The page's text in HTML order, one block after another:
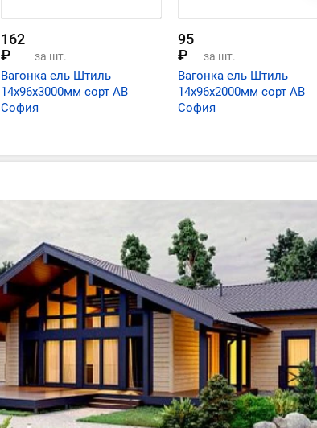
162
₽
за шт.
Вагонка ель Штиль
14х96х3000мм сорт АВ
София
95
₽
за шт.
Вагонка ель Штиль
14х96х2000мм сорт АВ
София